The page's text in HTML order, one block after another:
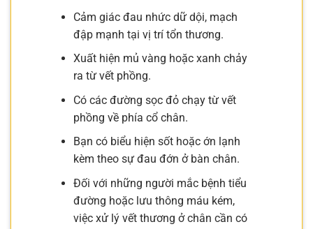
Cảm giác đau nhức dữ dội, mạch
đập mạnh tại vị trí tổn thương.
Xuất hiện mủ vàng hoặc xanh chảy
ra từ vết phồng.
Có các đường sọc đỏ chạy từ vết
phồng về phía cổ chân.
Bạn có biểu hiện sốt hoặc ớn lạnh
kèm theo sự đau đớn ở bàn chân.
Đối với những người mắc bệnh tiểu
đường hoặc lưu thông máu kém,
việc xử lý vết thương ở chân cần có